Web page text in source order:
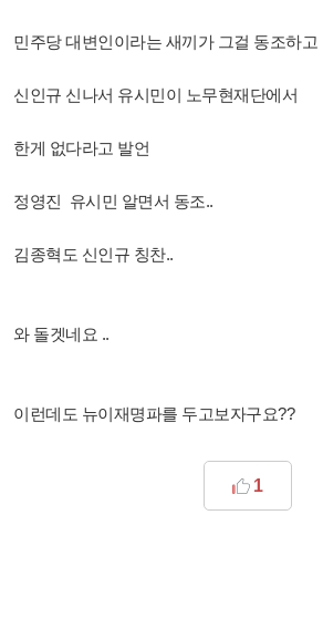
민주당 대변인이라는 새끼가 그걸 동조하고
신인규 신나서 유시민이 노무현재단에서
한게 없다라고 발언
정영진 유시민 알면서 동조..
김종혁도 신인규 칭찬..
와 돌겟네요 ..
이런데도 뉴이재명파를 두고보자구요??
1